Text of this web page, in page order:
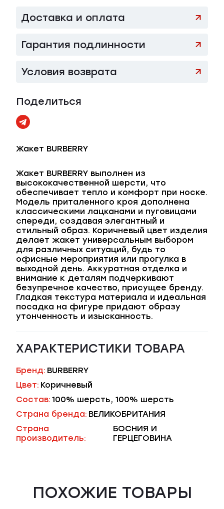
Доставка и оплата
Гарантия подлинности
Условия возврата
Поделиться
Жакет BURBERRY
Жакет BURBERRY выполнен из
высококачественной шерсти, что
обеспечивает тепло и комфорт при носке.
Модель приталенного кроя дополнена
классическими лацканами и пуговицами
спереди, создавая элегантный и
стильный образ. Коричневый цвет изделия
делает жакет универсальным выбором
для различных ситуаций, будь то
офисные мероприятия или прогулка в
выходной день. Аккуратная отделка и
внимание к деталям подчеркивают
безупречное качество, присущее бренду.
Гладкая текстура материала и идеальная
посадка на фигуре придают образу
утонченность и изысканность.
ХАРАКТЕРИСТИКИ ТОВАРА
Бренд: BURBERRY
Цвет: Коричневый
Состав: 100% шерсть, 100% шерсть
Страна бренда: ВЕЛИКОБРИТАНИЯ
Страна
производитель:
БОСНИЯ И
ГЕРЦЕГОВИНА
ПОХОЖИЕ ТОВАРЫ